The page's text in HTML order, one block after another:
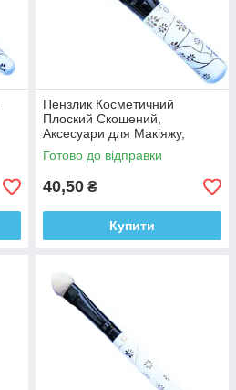
Пензлик Косметичний
Плоский Скошений,
Аксесуари для Макіяжу,
Пензлики для Обличчя, для
Тіней
Готово до відправки
40,50 ₴
Купити